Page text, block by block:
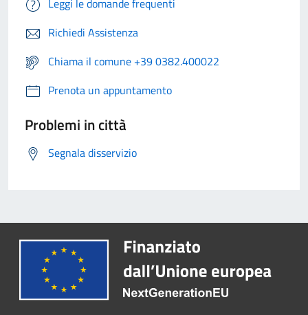
Leggi le domande frequenti
Richiedi Assistenza
Chiama il comune +39 0382.400022
Prenota un appuntamento
Problemi in città
Segnala disservizio